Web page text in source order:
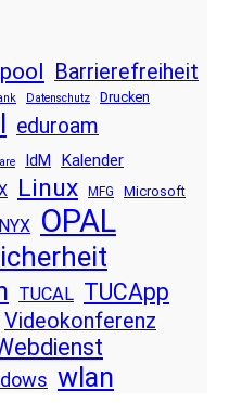
Barrierefreiheit
Datenschutz Drucken
eduroam
IdM Kalender
Linux MFG Microsoft
OPAL
TUCAL TUCApp
Videokonferenz
wlan